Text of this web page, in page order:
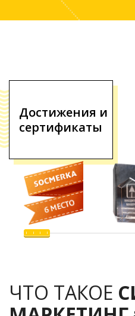
Достижения и
сертификаты
ЧТО ТАКОЕ